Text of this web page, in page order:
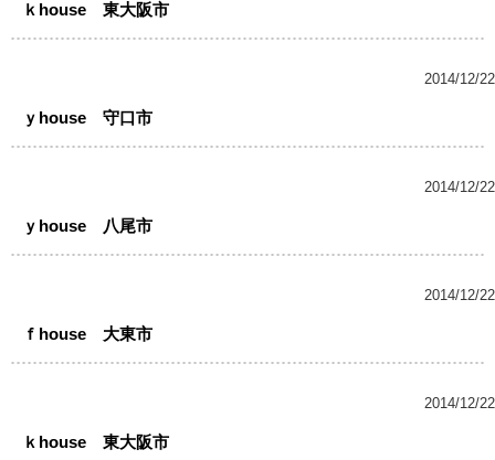
ｋhouse 東大阪市
2014/12/22
ｙhouse 守口市
2014/12/22
ｙhouse 八尾市
2014/12/22
ｆhouse 大東市
2014/12/22
ｋhouse 東大阪市